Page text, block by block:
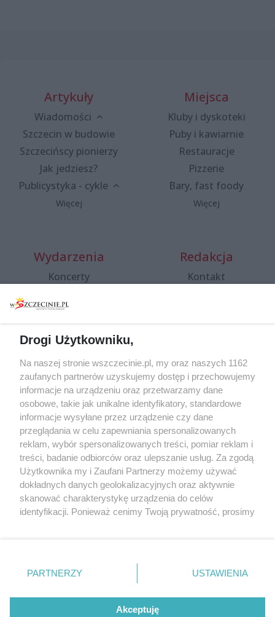
Artykuły
Wiadomości
Szczecin w budowie
Szczecińscy pionierzy
Jak jedziesz?
Publicystyka - cykle
Więcej
Miejsca
Kluby i dyskoteki
Puby i kawiarnie
Restauracje
Pizzerie
Bary, fast foody
Więcej
Wydarzenia
Koncerty
Spacery i oprowadzania
targi
Wernisaże
Więcej
Redakcja
Kontakt
Specjalny koncert z okazji
20. urodzin portalu
wSzczecinie.pl
Regulamin konkursów
śniadaniówka "Hej
Szczecin! Jest piątek!"
Partnerzy
Praca Szczecin
© 2026 wSzczecinie.pl
Created by GOD
Drogi Użytkowniku,
Na naszej stronie wszczecinie.pl, my oraz naszych 1162
zaufanych partnerów uzyskujemy dostęp i przechowujemy
informacje na urządzeniu oraz przetwarzamy dane
osobowe, takie jak unikalne identyfikatory, standardowe
informacje wysyłane przez urządzenie czy dane
przeglądania w celu zapewniania spersonalizowanych
reklam, wybór spersonalizowanych treści, pomiar reklam i
treści, badanie odbiorców oraz ulepszanie usług. Za zgodą
Użytkownika my i Zaufani Partnerzy możemy używać
dokładnych danych geolokalizacyjnych oraz aktywnie
skanować charakterystykę urządzenia do celów
identyfikacji. Ponieważ cenimy Twoją prywatność, prosimy
prywatności znajdujący się w lewym dolnym rogu strony
. Niektóre rodzaje przetwarzania danych nie wymagają
takiemu przetwarzaniu. Preferencje będą miały
PARTNERZY USTAWIENIA
Akceptuję